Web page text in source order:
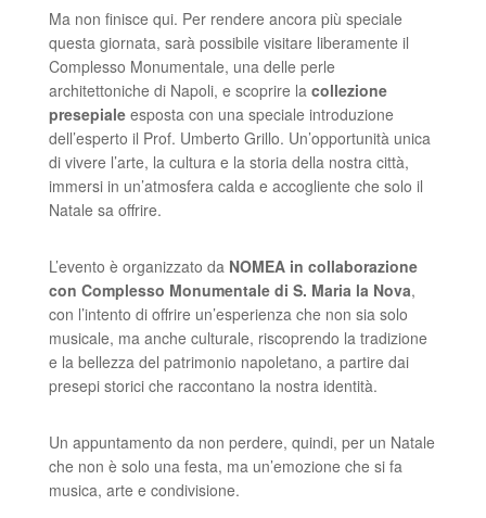
Ma non finisce qui. Per rendere ancora più speciale
questa giornata, sarà possibile visitare liberamente il
Complesso Monumentale, una delle perle
architettoniche di Napoli, e scoprire la collezione
presepialeesposta con una speciale introduzione
dell’esperto il Prof. Umberto Grillo. Un’opportunità unica
di vivere l’arte, la cultura e la storia della nostra città,
immersi in un’atmosfera calda e accogliente che solo il
Natale sa offrire.
L’evento è organizzato da NOMEA in collaborazione
con Complesso Monumentale di S. Maria la Nova,
con l’intento di offrire un’esperienza che non sia solo
musicale, ma anche culturale, riscoprendo la tradizione
e la bellezza del patrimonio napoletano, a partire dai
presepi storici che raccontano la nostra identità.
Un appuntamento da non perdere, quindi, per un Natale
che non è solo una festa, ma un’emozione che si fa
musica, arte e condivisione.